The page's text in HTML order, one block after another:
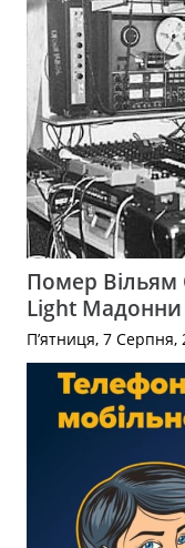
Помер Вільям
Light Мадонни
П’ятниця, 7 Серпня,